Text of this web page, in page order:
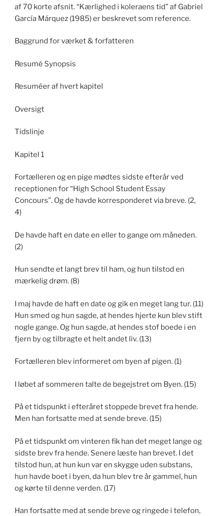
af 70 korte afsnit. “Kærlighed i koleraens tid” af Gabriel
García Márquez (1985) er beskrevet som reference.
Baggrund for værket & forfatteren
Resumé Synopsis
Resuméer af hvert kapitel
Oversigt
Tidslinje
Kapitel 1
Fortælleren og en pige mødtes sidste efterår ved
receptionen for “High School Student Essay
Concours”. Og de havde korresponderet via breve. (2,
4)
De havde haft en date en eller to gange om måneden.
(2)
Hun sendte et langt brev til ham, og hun tilstod en
mærkelig drøm. (8)
I maj havde de haft en date og gik en meget lang tur. (11)
Hun smed og hun sagde, at hendes hjerte kun blev stift
nogle gange. Og hun sagde, at hendes stof boede i en
fjern by og tilbragte et helt andet liv. (13)
Fortælleren blev informeret om byen af pigen. (1)
I løbet af sommeren talte de begejstret om Byen. (15)
På et tidspunkt i efteråret stoppede brevet fra hende.
Men han fortsatte med at sende breve. (15)
På et tidspunkt om vinteren fik han det meget lange og
sidste brev fra hende. Senere læste han brevet. I det
tilstod hun, at hun kun var en skygge uden substans,
hun havde boet i byen, da hun blev tre år gammel, hun
og kørte til denne verden. (17)
Han fortsatte med at sende breve og ringede i telefon,